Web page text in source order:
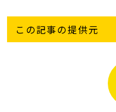
この記事の提供元